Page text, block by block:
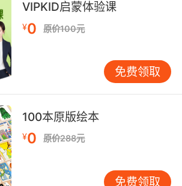
诊断中耳炎很有帮助。 对于配合
医生可能建议进行听觉脑干反应
静或睡眠状态下，记录大脑对声
反应，从而客观评估听力水平。
确定听力下降的原因、程度和性
提供准确依据。 不同的干预与康
结果，医生会制定个性化方案。
传导性听力下降，药物治疗通
耳积液持续不消退，医生可能建
管等小手术，通常安全且能有效
听力损失源于内耳或听神经问题
VIPKID启蒙体验课
¥0 原价100元
免费领取
100本原版绘本
¥0 原价288元
免费领取